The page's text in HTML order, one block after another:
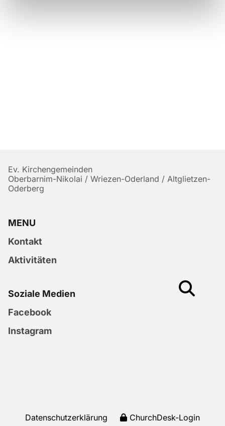
Ev. Kirchengemeinden
Oberbarnim-Nikolai / Wriezen-Oderland / Altglietzen-
Oderberg
MENU
Kontakt
Aktivitäten
Soziale Medien
Facebook
Instagram
Datenschutzerklärung ChurchDesk-Login